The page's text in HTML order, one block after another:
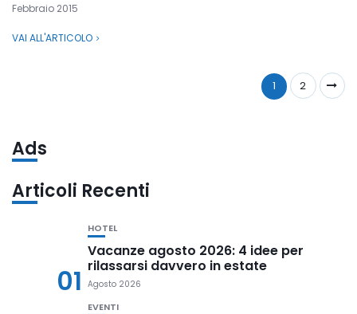
Febbraio 2015
VAI ALL'ARTICOLO
1 2
Ads
Articoli Recenti
01
HOTEL
Vacanze agosto 2026: 4 idee per
rilassarsi davvero in estate
Agosto 2026
EVENTI